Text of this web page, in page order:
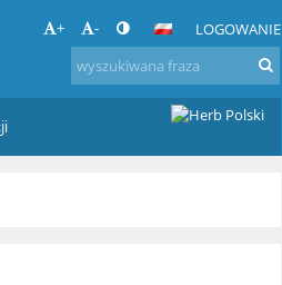
+ - LOGOWANIE